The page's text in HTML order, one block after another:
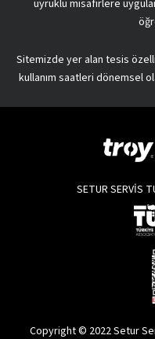
uyruklu misafirlere
Sitemizde yer alan tesis
kullanım saatleri dönemsel
SETUR SERVİS
Copyright © 2022 Setur